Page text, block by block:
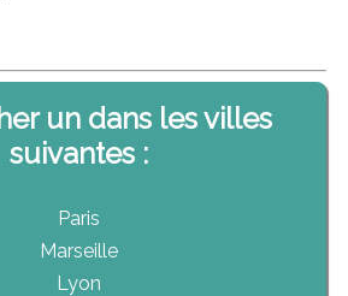
un dans les villes
suivantes :
Paris
Marseille
Lyon